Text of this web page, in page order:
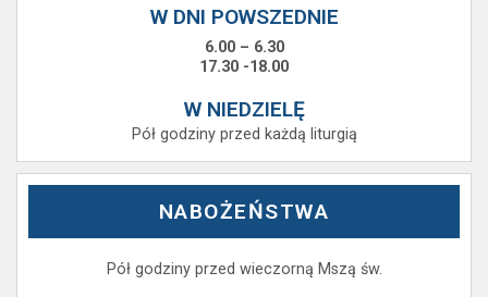
W DNI POWSZEDNIE
6.00 – 6.30
17.30 -18.00
W NIEDZIELĘ
Pół godziny przed każdą liturgią
NABOŻEŃSTWA
Pół godziny przed wieczorną Mszą św.